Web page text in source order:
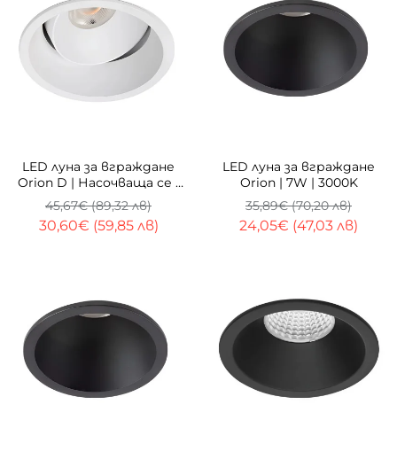
LED луна за вграждане
Orion D | Насочваща се |
10W | CCT
30,60€ (59,85 лв)
45,67€ (89,32 лв)
LED луна за вграждане
Orion | 7W | 3000K
24,05€ (47,03 лв)
35,89€ (70,20 лв)